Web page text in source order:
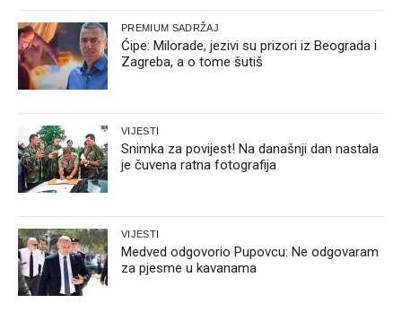
PREMIUM SADRŽAJ
Ćipe: Milorade, jezivi su prizori iz Beograda i
Zagreba, a o tome šutiš
VIJESTI
Snimka za povijest! Na današnji dan nastala
je čuvena ratna fotografija
VIJESTI
Medved odgovorio Pupovcu: Ne odgovaram
za pjesme u kavanama